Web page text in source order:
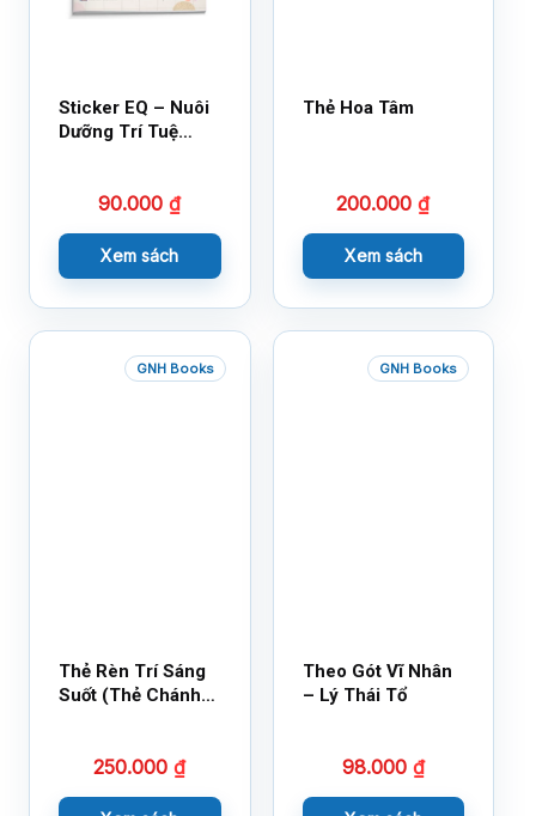
Sticker EQ – Nuôi
Dưỡng Trí Tuệ
Cùng 150 Sticker
90.000₫
Xem sách
Thẻ Hoa Tâm
200.000₫
Xem sách
GNH Books
Thẻ Rèn Trí Sáng
Suốt (Thẻ Chánh
250.000₫
GNH Books
Theo Gót Vĩ Nhân
– Lý Thái Tổ
98.000 ₫